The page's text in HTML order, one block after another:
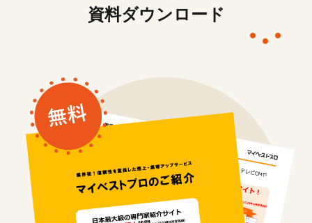
資料ダウンロード